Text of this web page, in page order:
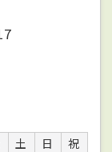
土 日
祝